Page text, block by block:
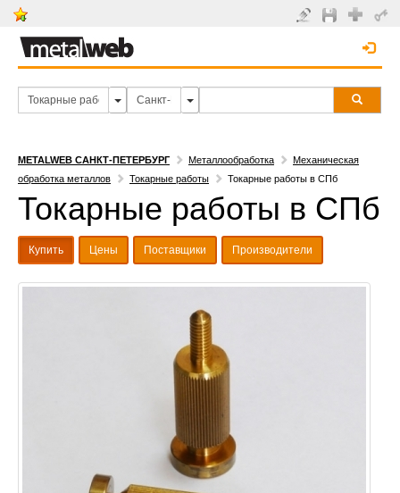
METALWEB САНКТ-ПЕТЕРБУРГ Металлообработка
Механическая
обработка металлов
Токарные работы Токарные работы в СПб
Токарные работы в СПб
Купить Цены Поставщики Производители